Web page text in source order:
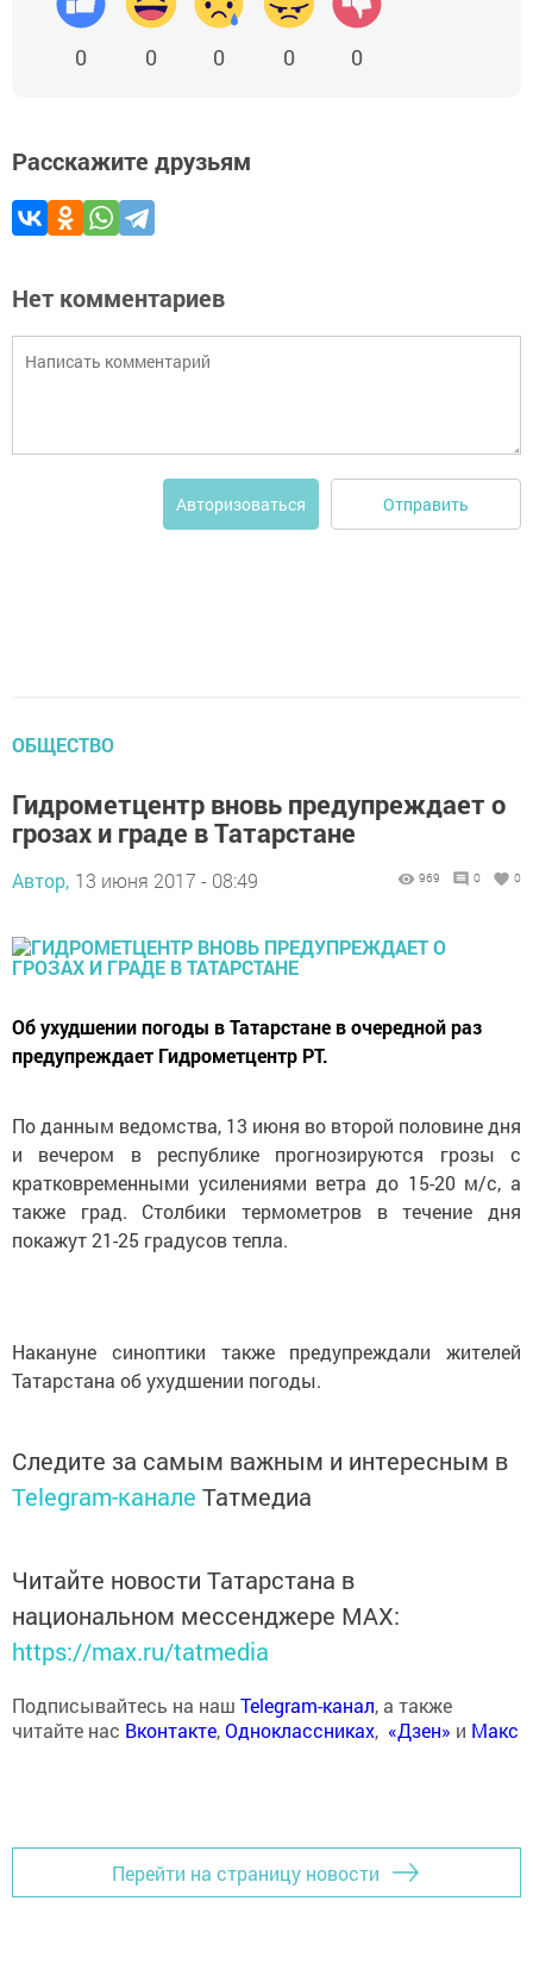
0 0 0 0 0
Расскажите друзьям
Нет комментариев
Авторизоваться Отправить
ОБЩЕСТВО
Гидрометцентр вновь предупреждает о
грозах и граде в Татарстане
Автор, 13 июня 2017 - 08:49 969 0 0
Об ухудшении погоды в Татарстане в очередной раз
предупреждает Гидрометцентр РТ.
По данным ведомства, 13 июня во второй половине дня
и вечером в республике прогнозируются грозы с
кратковременными усилениями ветра до 15-20 м/с, а
также град. Столбики термометров в течение дня
покажут 21-25 градусов тепла.
Накануне синоптики также предупреждали жителей
Татарстана об ухудшении погоды.
Следите за самым важным и интересным в
Telegram-канале Татмедиа
Читайте новости Татарстана в
национальном мессенджере MАХ:
https://max.ru/tatmedia
Подписывайтесь на наш Telegram-канал, а также
читайте нас Вконтакте,Одноклассниках, «Дзен» и Макс
Перейти на страницу новости